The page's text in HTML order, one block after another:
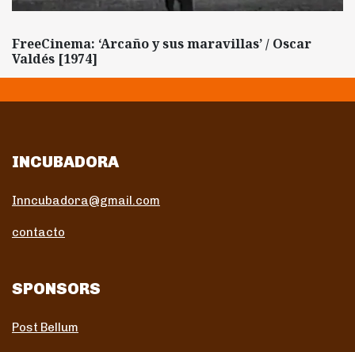
FreeCinema: ‘Arcaño y sus maravillas’ / Oscar
Valdés [1974]
INCUBADORA
Inncubadora@gmail.com
contacto
SPONSORS
Post Bellum